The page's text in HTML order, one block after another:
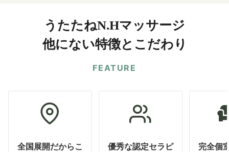
うたたねN.Hマッサージ
他にない特徴とこだわり
FEATURE
全国展開だからこ
優秀な認定セラピ
完全個